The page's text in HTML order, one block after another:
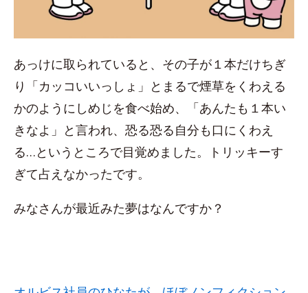
あっけに取られていると、その子が１本だけちぎ
り「カッコいいっしょ」とまるで煙草をくわえる
かのようにしめじを食べ始め、「あんたも１本い
きなよ」と言われ、恐る恐る自分も口にくわえ
る…というところで目覚めました。トリッキーす
ぎて占えなかったです。
みなさんが最近みた夢はなんですか？